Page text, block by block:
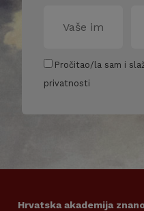
Pročitao/la sam i
privatnosti
Hrvatska akademija